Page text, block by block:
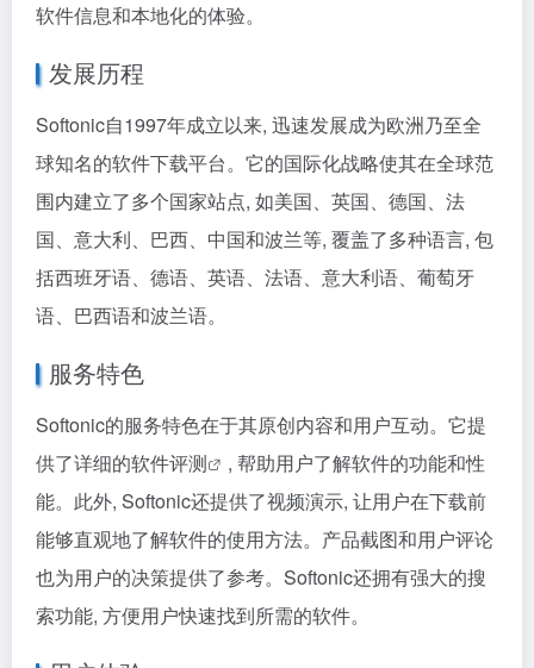
软件信息和本地化的体验。
发展历程
Softonic自1997年成立以来, 迅速发展成为欧洲乃至全
球知名的软件下载平台。它的国际化战略使其在全球范
围内建立了多个国家站点, 如美国、英国、德国、法
国、意大利、巴西、中国和波兰等, 覆盖了多种语言, 包
括西班牙语、德语、英语、法语、意大利语、葡萄牙
语、巴西语和波兰语。
服务特色
Softonic的服务特色在于其原创内容和用户互动。它提
供了详细的软件评测
, 帮助用户了解软件的功能和性
能。此外, Softonic还提供了视频演示, 让用户在下载前
能够直观地了解软件的使用方法。产品截图和用户评论
也为用户的决策提供了参考。Softonic还拥有强大的搜
索功能, 方便用户快速找到所需的软件。